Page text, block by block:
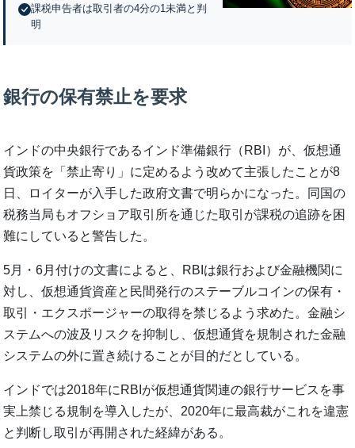
課税申告者は取引者の4分の1未満と判
明
銀行の保有禁止を要求
インドの中央銀行であるインド準備銀行（RBI）が、仮想通
貨政策を「禁止寄り」に定めるよう改めて主張したことが8
日、ロイターが入手した政府文書で明らかになった。同国の
税務当局もオフショア取引所を通じた取引が課税の追跡を困
難にしていると警告した。
5月・6月付けの文書によると、RBIは銀行および金融機関に
対し、仮想通貨資産と民間発行のステーブルコインの保有・
取引・エクスポージャーの取得を禁じるよう求めた。金融シ
ステムへの波及リスクを抑制し、仮想通貨を規制された金融
システムの外に置き続けることが目的だとしている。
インドでは2018年にRBIが仮想通貨関連の銀行サービスを事
実上禁じる規制を導入したが、2020年に最高裁がこれを違憲
と判断し取引が再開された経緯がある。